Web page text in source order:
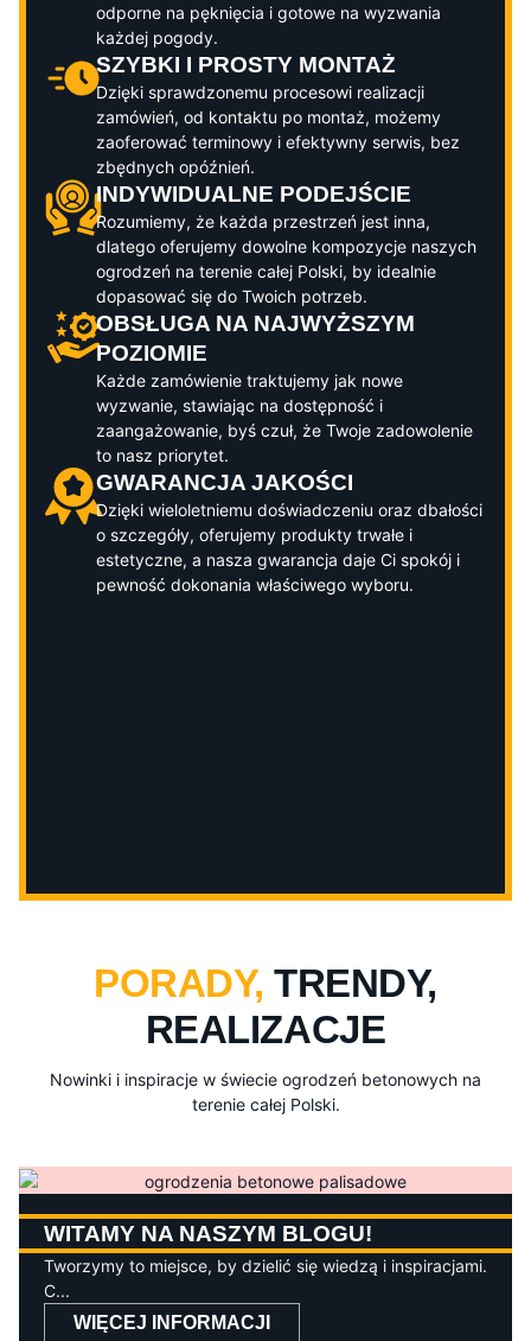
odporne na pęknięcia i gotowe na wyzwania
każdej pogody.
SZYBKI I PROSTY MONTAŻ
Dzięki sprawdzonemu procesowi realizacji
zamówień, od kontaktu po montaż, możemy
zaoferować terminowy i efektywny serwis, bez
zbędnych opóźnień.
INDYWIDUALNE PODEJŚCIE
Rozumiemy, że każda przestrzeń jest inna,
dlatego oferujemy dowolne kompozycje naszych
ogrodzeń na terenie całej Polski, by idealnie
dopasować się do Twoich potrzeb.
OBSŁUGA NA NAJWYŻSZYM
POZIOMIE
Każde zamówienie traktujemy jak nowe
wyzwanie, stawiając na dostępność i
zaangażowanie, byś czuł, że Twoje zadowolenie
to nasz priorytet.
GWARANCJA JAKOŚCI
Dzięki wieloletniemu doświadczeniu oraz dbałości
o szczegóły, oferujemy produkty trwałe i
estetyczne, a nasza gwarancja daje Ci spokój i
pewność dokonania właściwego wyboru.
PORADY,TRENDY,
REALIZACJE
Nowinki i inspiracje w świecie ogrodzeń betonowych na
terenie całej Polski.
WITAMY NA NASZYM BLOGU!
Tworzymy to miejsce, by dzielić się wiedzą i inspiracjami.
C...
WIĘCEJ INFORMACJI